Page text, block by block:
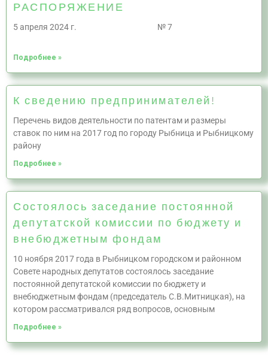
РАСПОРЯЖЕНИЕ
5 апреля 2024 г. № 7
Подробнее »
К сведению предпринимателей!
Перечень видов деятельности по патентам и размеры
ставок по ним на 2017 год по городу Рыбница и Рыбницкому
району
Подробнее »
Состоялось заседание постоянной
депутатской комиссии по бюджету и
внебюджетным фондам
10 ноября 2017 года в Рыбницком городском и районном
Совете народных депутатов состоялось заседание
постоянной депутатской комиссии по бюджету и
внебюджетным фондам (председатель С.В.Митницкая), на
котором рассматривался ряд вопросов, основным
Подробнее »